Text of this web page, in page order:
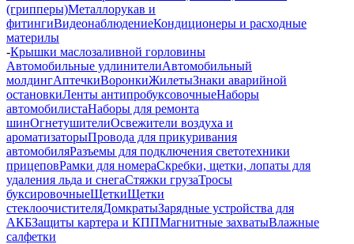
(грипперы)Металлорукав и
фитингиВидеонаблюдениеКондиционеры и расходные
материлы
-Крышки маслозаливной горловины
Автомобильные удлинителиАвтомобильный
молдингАптечкиВоронкиЖилетыЗнаки аварийной
остановкиЛенты антипробуксовочныеНаборы
автомобилистаНаборы для ремонта
шинОгнетушителиОсвежители воздуха и
ароматизаторыПровода для прикуривания
автомобиляРазъемы для подключения светотехники
прицеповРамки для номераСкребки, щетки, лопаты для
удаления льда и снегаСтяжки грузаТросы
буксировочныеЩеткиЩетки
стеклоочистителяДомкратыЗарядные устройства для
АКБЗащиты картера и КППМагнитные захватыВлажные
салфетки